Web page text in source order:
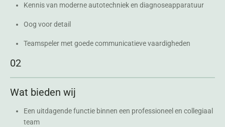
Kennis van moderne autotechniek en diagnoseapparatuur
Oog voor detail
Teamspeler met goede communicatieve vaardigheden
02
Wat bieden wij
Een uitdagende functie binnen een professioneel en collegiaal
team